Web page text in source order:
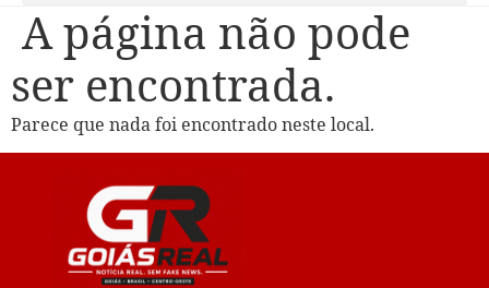
A página não pode
ser encontrada.
Parece que nada foi encontrado neste local.